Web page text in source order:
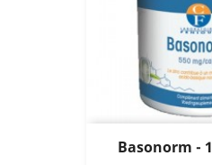
Basonorm -